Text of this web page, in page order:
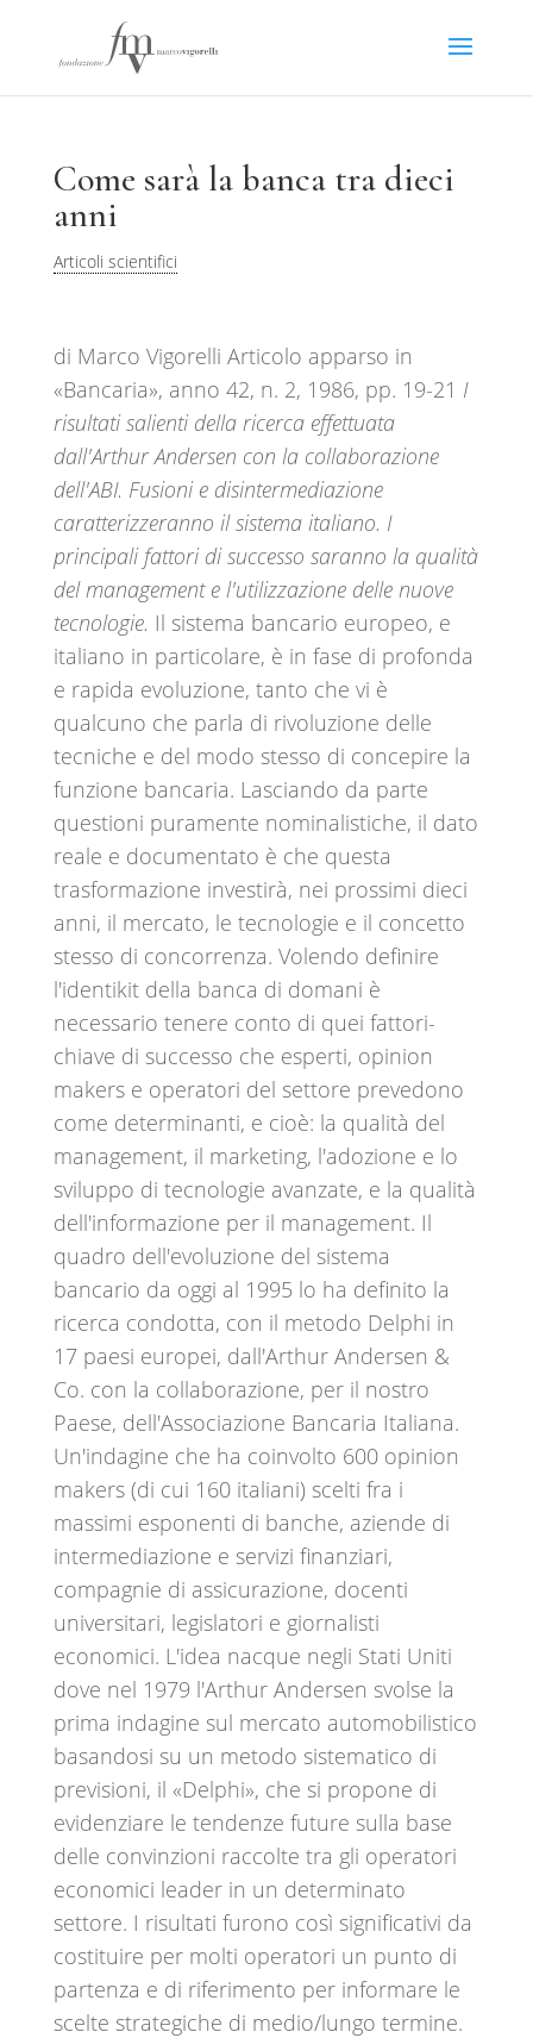
Come sarà la banca tra dieci
anni
Articoli scientifici
di Marco Vigorelli Articolo apparso in
«Bancaria», anno 42, n. 2, 1986, pp. 19-21 I
risultati salienti della ricerca effettuata
dall'Arthur Andersen con la collaborazione
dell'ABI. Fusioni e disintermediazione
caratterizzeranno il sistema italiano. I
principali fattori di successo saranno la qualità
del management e l'utilizzazione delle nuove
tecnologie. Il sistema bancario europeo, e
italiano in particolare, è in fase di profonda
e rapida evoluzione, tanto che vi è
qualcuno che parla di rivoluzione delle
tecniche e del modo stesso di concepire la
funzione bancaria. Lasciando da parte
questioni puramente nominalistiche, il dato
reale e documentato è che questa
trasformazione investirà, nei prossimi dieci
anni, il mercato, le tecnologie e il concetto
stesso di concorrenza. Volendo definire
l'identikit della banca di domani è
necessario tenere conto di quei fattori-
chiave di successo che esperti, opinion
makers e operatori del settore prevedono
come determinanti, e cioè: la qualità del
management, il marketing, l'adozione e lo
sviluppo di tecnologie avanzate, e la qualità
dell'informazione per il management. Il
quadro dell'evoluzione del sistema
bancario da oggi al 1995 lo ha definito la
ricerca condotta, con il metodo Delphi in
17 paesi europei, dall'Arthur Andersen &
Co. con la collaborazione, per il nostro
Paese, dell'Associazione Bancaria Italiana.
Un'indagine che ha coinvolto 600 opinion
makers (di cui 160 italiani) scelti fra i
massimi esponenti di banche, aziende di
intermediazione e servizi finanziari,
compagnie di assicurazione, docenti
universitari, legislatori e giornalisti
economici. L'idea nacque negli Stati Uniti
dove nel 1979 l'Arthur Andersen svolse la
prima indagine sul mercato automobilistico
basandosi su un metodo sistematico di
previsioni, il «Delphi», che si propone di
evidenziare le tendenze future sulla base
delle convinzioni raccolte tra gli operatori
economici leader in un determinato
settore. I risultati furono così significativi da
costituire per molti operatori un punto di
partenza e di riferimento per informare le
scelte strategiche di medio/lungo termine.